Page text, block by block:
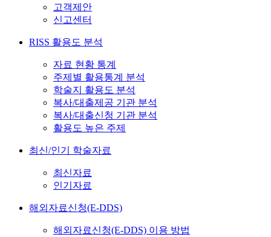
고객제안
신고센터
RISS 활용도 분석
자료 현황 통계
주제별 활용통계 분석
학술지 활용도 분석
복사/대출제공 기관 분석
복사/대출신청 기관 분석
활용도 높은 주제
최신/인기 학술자료
최신자료
인기자료
해외자료신청(E-DDS)
해외자료신청(E-DDS) 이용 방법